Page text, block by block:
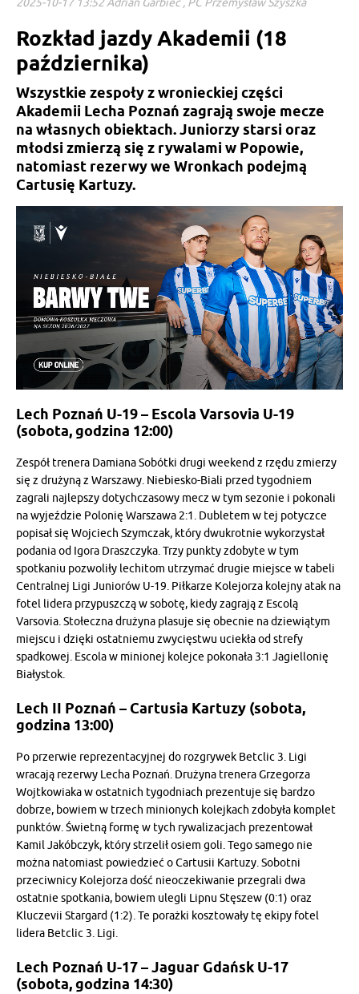
Rozkład jazdy Akademii (18
października)
Wszystkie zespoły z wronieckiej części
Akademii Lecha Poznań zagrają swoje mecze
na własnych obiektach. Juniorzy starsi oraz
młodsi zmierzą się z rywalami w Popowie,
natomiast rezerwy we Wronkach podejmą
Cartusię Kartuzy.
Lech Poznań U-19 – Escola Varsovia U-19
(sobota, godzina 12:00)
Zespół trenera Damiana Sobótki drugi weekend z rzędu zmierzy
się z drużyną z Warszawy. Niebiesko-Biali przed tygodniem
zagrali najlepszy dotychczasowy mecz w tym sezonie i pokonali
na wyjeździe Polonię Warszawa 2:1. Dubletem w tej potyczce
popisał się Wojciech Szymczak, który dwukrotnie wykorzystał
podania od Igora Draszczyka. Trzy punkty zdobyte w tym
spotkaniu pozwoliły lechitom utrzymać drugie miejsce w tabeli
Centralnej Ligi Juniorów U-19. Piłkarze Kolejorza kolejny atak na
fotel lidera przypuszczą w sobotę, kiedy zagrają z Escolą
Varsovia. Stołeczna drużyna plasuje się obecnie na dziewiątym
miejscu i dzięki ostatniemu zwycięstwu uciekła od strefy
spadkowej. Escola w minionej kolejce pokonała 3:1 Jagiellonię
Białystok.
Lech II Poznań – Cartusia Kartuzy (sobota,
godzina 13:00)
Po przerwie reprezentacyjnej do rozgrywek Betclic 3. Ligi
wracają rezerwy Lecha Poznań. Drużyna trenera Grzegorza
Wojtkowiaka w ostatnich tygodniach prezentuje się bardzo
dobrze, bowiem w trzech minionych kolejkach zdobyła komplet
punktów. Świetną formę w tych rywalizacjach prezentował
Kamil Jakóbczyk, który strzelił osiem goli. Tego samego nie
można natomiast powiedzieć o Cartusii Kartuzy. Sobotni
przeciwnicy Kolejorza dość nieoczekiwanie przegrali dwa
ostatnie spotkania, bowiem ulegli Lipnu Stęszew (0:1) oraz
Kluczevii Stargard (1:2). Te porażki kosztowały tę ekipy fotel
lidera Betclic 3. Ligi.
Lech Poznań U-17 – Jaguar Gdańsk U-17
(sobota, godzina 14:30)